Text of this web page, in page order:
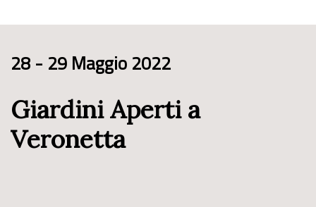
28 - 29 Maggio 2022
Giardini Aperti a
Veronetta